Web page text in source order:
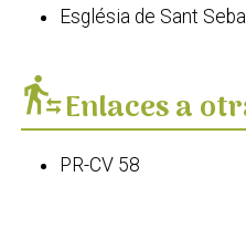
Església de Sant
transfer_within_a_stationEnlaces a
PR-CV 58